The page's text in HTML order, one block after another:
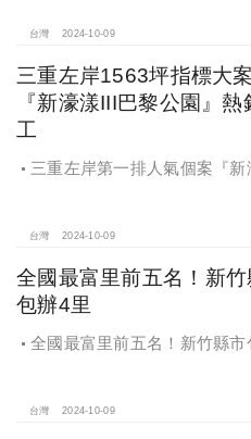
百萬的交易行情
台灣 2024-10-09
三重左岸1563坪指標大案
『新濠漾III巴黎公園』熱
工
三重左岸第一排人氣個案『新
台灣 2024-10-09
全國最富里前五名！新竹
包辦4里
全國最富里前五名！新竹縣市
台灣 2024-10-09